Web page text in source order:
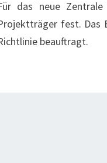
das neue
fest. Das
beauftragt.